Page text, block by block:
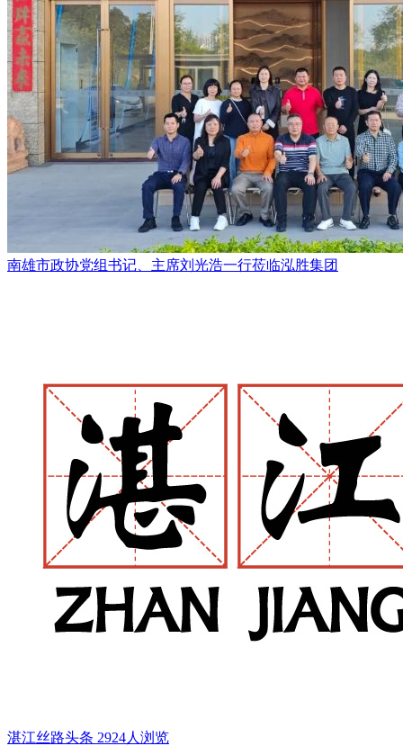
南雄市政协党组书记、主席刘光浩一行莅临泓胜集团
湛江丝路头条 2924人浏览